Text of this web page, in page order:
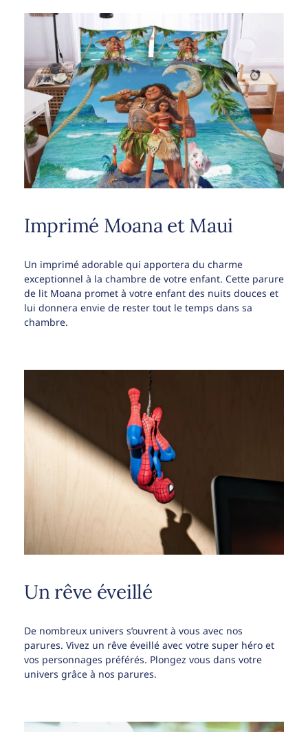
Imprimé Moana et Maui
Un imprimé adorable qui apportera du charme
exceptionnel à la chambre de votre enfant. Cette parure
de lit Moana promet à votre enfant des nuits douces et
lui donnera envie de rester tout le temps dans sa
chambre.
Un rêve éveillé
De nombreux univers s’ouvrent à vous avec nos
parures. Vivez un rêve éveillé avec votre super héro et
vos personnages préférés. Plongez vous dans votre
univers grâce à nos parures.